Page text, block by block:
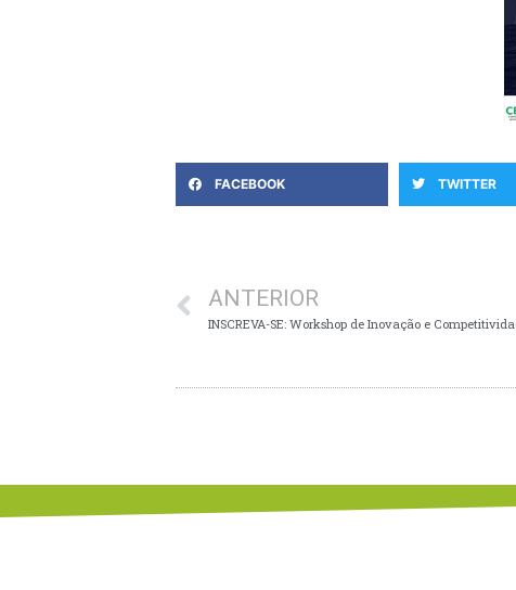
FACEBOOK TWITTER
ANTERIOR
INSCREVA-SE: Workshop de Inovação e